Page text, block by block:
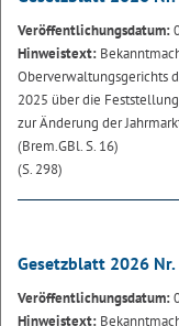
Veröffentlichungsdatum:
Hinweistext:
Oberverwaltungsgerichts
2025 über die
zur Änderung der
(Brem.GBl. S. 16)
(S. 298)
Gesetzblatt 2026 Nr.
Veröffentlichungsdatum:
Hinweistext: